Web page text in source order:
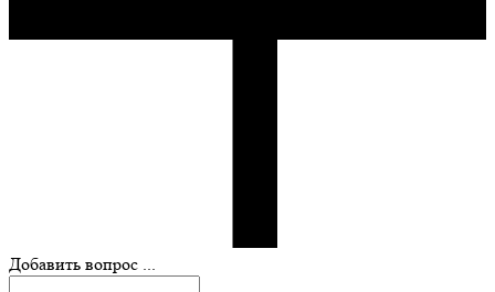
Добавить вопрос ...